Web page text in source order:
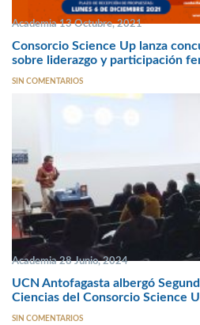
Academia 13 Octubre, 2021
Consorcio Science Up lanza
sobre liderazgo y participación
SIN COMENTARIOS
Academia 28 Junio, 2024
UCN Antofagasta albergó
Ciencias del Consorcio Science
SIN COMENTARIOS